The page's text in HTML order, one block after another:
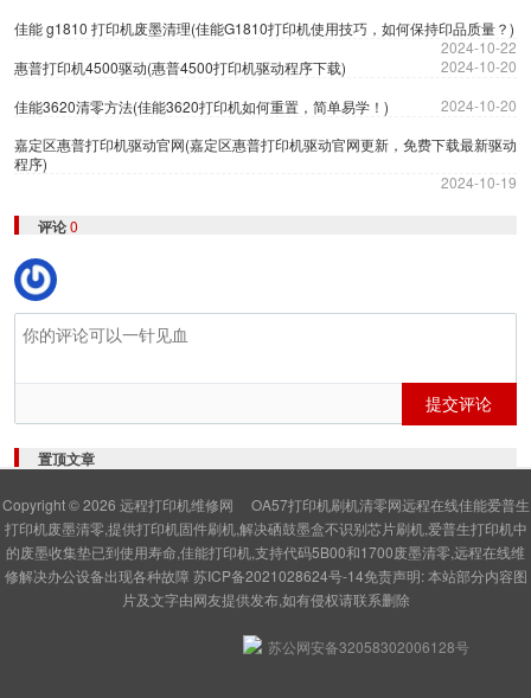
佳能 g1810 打印机废墨清理(佳能G1810打印机使用技巧，如何保持印品质量？)
2024-10-22
惠普打印机4500驱动(惠普4500打印机驱动程序下载)
2024-10-20
佳能3620清零方法(佳能3620打印机如何重置，简单易学！)
2024-10-20
嘉定区惠普打印机驱动官网(嘉定区惠普打印机驱动官网更新，免费下载最新驱动
程序)
2024-10-19
评论0
提交评论
置顶文章
Copyright © 2026 远程打印机维修网
OA57打印机刷机清零网远程在线佳能爱普生
打印机废墨清零,提供打印机固件刷机,解决硒鼓墨盒不识别芯片刷机,爱普生打印机中
的废墨收集垫已到使用寿命,佳能打印机,支持代码5B00和1700废墨清零,远程在线维
修解决办公设备出现各种故障 苏ICP备2021028624号-14免责声明: 本站部分内容图
片及文字由网友提供发布,如有侵权请联系删除
苏公网安备32058302006128号